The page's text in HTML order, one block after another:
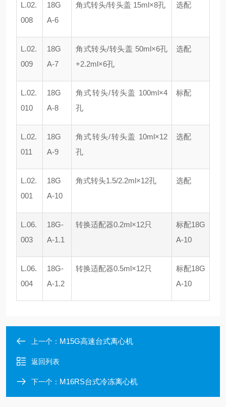
L.02.
008
18G
A-6
角式转头/转头盖 15ml×8孔 选配
L.02.
009
18G
A-7
角式转头/转头盖 50ml×6孔
+2.2ml×6孔
选配
L.02.
010
18G
A-8
角式转头/转头盖 100ml×4
孔
标配
L.02.
011
18G
A-9
角式转头/转头盖 10ml×12
孔
选配
L.02.
001
18G
A-10
角式转头1.5/2.2ml×12孔 选配
L.06.
003
18G-
A-1.1
转换适配器0.2ml×12只
标配18G
A-10
L.06.
004
18G-
A-1.2
转换适配器0.5ml×12只
标配18G
A-10
上一个： M15G高速台式离心机
返回列表
下一个： M16RS台式冷冻离心机